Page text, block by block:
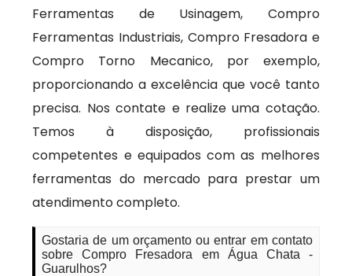
Ferramentas de Usinagem, Compro
Ferramentas Industriais, Compro Fresadora e
Compro Torno Mecanico, por exemplo,
proporcionando a excelência que você tanto
precisa. Nos contate e realize uma cotação.
Temos à disposição, profissionais
competentes e equipados com as melhores
ferramentas do mercado para prestar um
atendimento completo.
Gostaria de um orçamento ou entrar em contato
sobre Compro Fresadora em Água Chata -
Guarulhos?